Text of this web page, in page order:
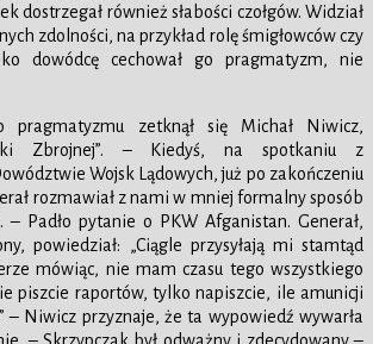
dostrzegał również słabości czołgów. Widział
zdolności, na przykład rolę śmigłowców czy
dowódcę cechował go pragmatyzm, nie
pragmatyzmu zetknął się Michał Niwicz,
Zbrojnej”. – Kiedyś, na spotkaniu z
Wojsk Lądowych, już po zakończeniu
rozmawiał z nami w mniej formalny sposób
Padło pytanie o PKW Afganistan. Generał,
powiedział: „Ciągle przysyłają mi stamtąd
mówiąc, nie mam czasu tego wszystkiego
piszcie raportów, tylko napiszcie, ile amunicji
– Niwicz przyznaje, że ta wypowiedź wywarła
– Skrzypczak był odważny i zdecydowany –